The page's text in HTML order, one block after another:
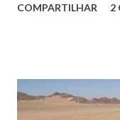
investir, mas
trafegarem seus
turismo e economias
COMPARTILHAR 2